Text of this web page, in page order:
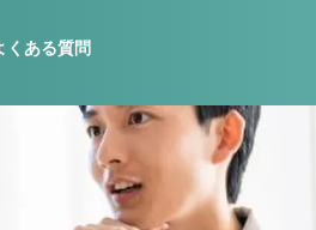
くある質問